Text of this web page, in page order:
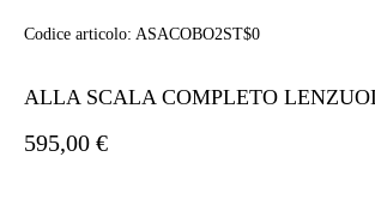
Codice articolo: ASACOBO2ST$0
ALLA SCALA COMPLETO
595,00 €